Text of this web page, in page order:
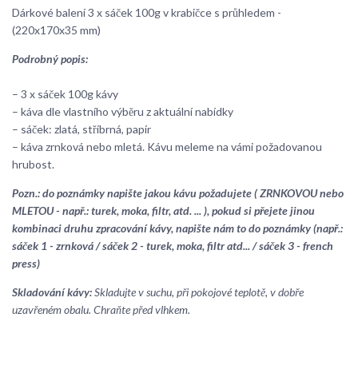
Dárkové balení 3 x sáček 100g v krabičce s průhledem -
(220x170x35 mm)
Podrobný popis:
– 3 x sáček 100g kávy
– káva dle vlastního výběru z aktuální nabídky
– sáček: zlatá, stříbrná, papír
– káva zrnková nebo mletá. Kávu meleme na vámi požadovanou
hrubost.
Pozn.: do poznámky napište jakou kávu požadujete ( ZRNKOVOU nebo
MLETOU - např.: turek, moka, filtr, atd. ... ), pokud si přejete jinou
kombinaci druhu zpracování kávy, napište nám to do poznámky (např.:
sáček 1 - zrnková / sáček 2 - turek, moka, filtr atd... / sáček 3 - french
press)
Skladování kávy:Skladujte v suchu, při pokojové teplotě, v dobře
uzavřeném obalu. Chraňte před vlhkem.